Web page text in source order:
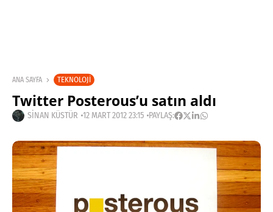
ANA SAYFA TEKNOLOJI
Twitter Posterous’u satın aldı
SINAN KÜSTÜR 12 MART 2012 23:15 PAYLAŞ: